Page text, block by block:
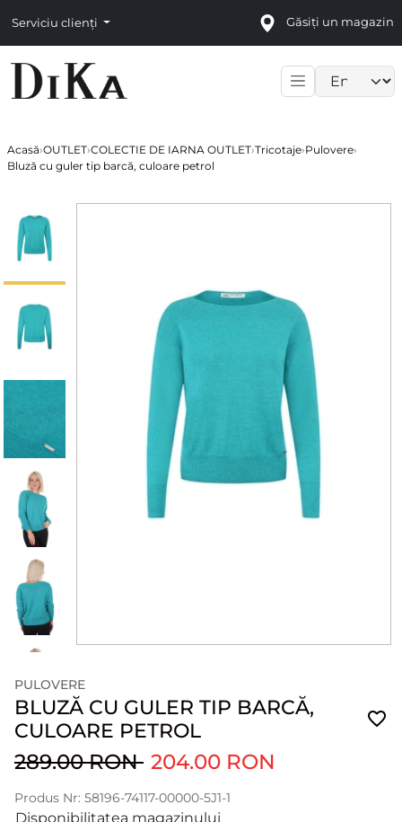
Serviciu clienți Găsiți un magazin
Acasă›OUTLET›COLECTIE DE IARNA OUTLET›Tricotaje›Pulovere›
Bluză cu guler tip barcă, culoare petrol
PULOVERE
BLUZĂ CU GULER TIP BARCĂ,
CULOARE PETROL
289.00 RON 204.00 RON
Produs Nr: 58196-74117-00000-5J1-1
Disponibilitatea magazinului